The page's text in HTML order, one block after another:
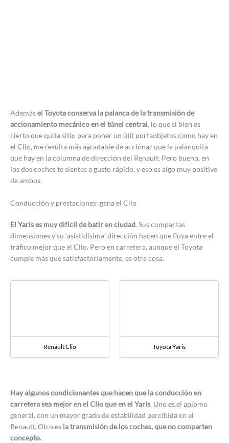
Ademásel Toyota conserva la palanca de la transmisión de
accionamiento mecánico en el túnel central, lo que si bien es
cierto que quita sitio para poner un útil portaobjetos como hay en
el Clio, me resulta más agradable de accionar que la palanquita
que hay en la columna de dirección del Renault. Pero bueno, en
los dos coches te sientes a gusto rápido, y eso es algo muy positivo
de ambos.
Conducción y prestaciones: gana el Clio
El Yaris es muy difícil de batir en ciudad. Sus compactas
dimensiones y su ‘asistidísima’ dirección hacen que fluya entre el
tráfico mejor que el Clio. Pero en carretera, aunque el Toyota
cumple más que satisfactoriamente, es otra cosa.
Renault Clio Toyota Yaris
Hay algunos condicionantes que hacen que la conducción en
carretera sea mejor en el Clio que en el Yaris. Uno es el aplomo
general, con un mayor grado de estabilidad percibida en el
Renault. Otro es la transmisión de los coches, que no comparten
concepto.